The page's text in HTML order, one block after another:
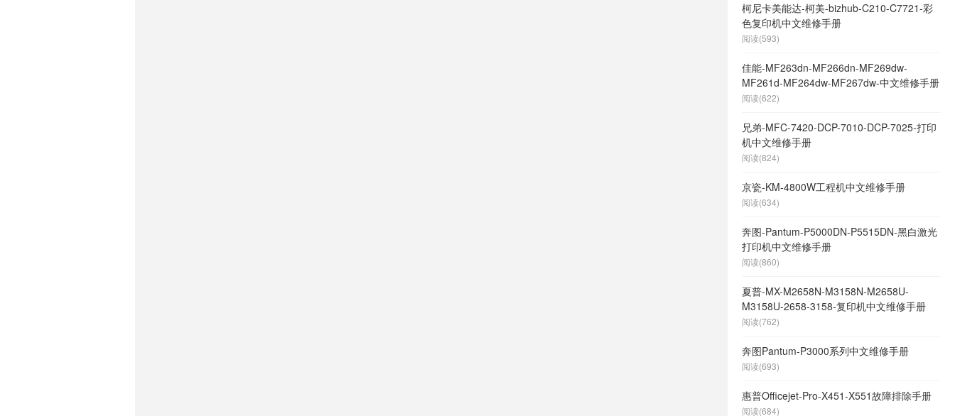
柯尼卡美能达-柯美-bizhub-C210-C7721-彩
色复印机中文维修手册
阅读(593)
佳能-MF263dn-MF266dn-MF269dw-
MF261d-MF264dw-MF267dw-中文维修手册
阅读(622)
兄弟-MFC-7420-DCP-7010-DCP-7025-打印
机中文维修手册
阅读(824)
京瓷-KM-4800W工程机中文维修手册
阅读(634)
奔图-Pantum-P5000DN-P5515DN-黑白激光
打印机中文维修手册
阅读(860)
夏普-MX-M2658N-M3158N-M2658U-
M3158U-2658-3158-复印机中文维修手册
阅读(762)
奔图Pantum-P3000系列中文维修手册
阅读(693)
惠普Officejet-Pro-X451-X551故障排除手册
阅读(684)